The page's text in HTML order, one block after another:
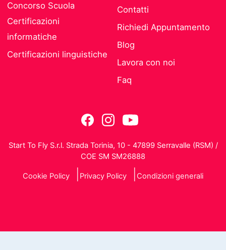
Concorso Scuola
Certificazioni
informatiche
Certificazioni linguistiche
Contatti
Richiedi Appuntamento
Blog
Lavora con noi
Faq
Start To Fly S.r.l. Strada Torinia, 10 - 47899 Serravalle (RSM) /
COE SM SM26888
Cookie Policy Privacy Policy Condizioni generali